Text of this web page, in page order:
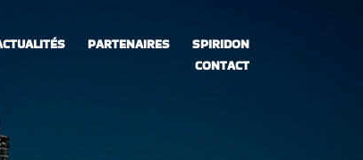
PARTENAIRES
SPIRIDON
CONTACT